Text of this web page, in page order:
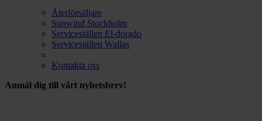
Återförsäljare
Sunwind Stockholm
Serviceställen El-dorado
Serviceställen Wallas
Kontakta oss
Anmäl dig till vårt nyhetsbrev!